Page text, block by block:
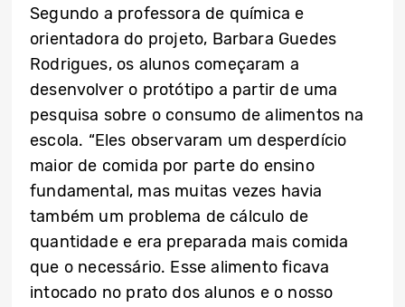
Segundo a professora de química e
orientadora do projeto, Barbara Guedes
Rodrigues, os alunos começaram a
desenvolver o protótipo a partir de uma
pesquisa sobre o consumo de alimentos na
escola. “Eles observaram um desperdício
maior de comida por parte do ensino
fundamental, mas muitas vezes havia
também um problema de cálculo de
quantidade e era preparada mais comida
que o necessário. Esse alimento ficava
intocado no prato dos alunos e o nosso